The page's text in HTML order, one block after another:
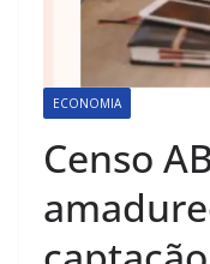
ECONOMIA
Censo